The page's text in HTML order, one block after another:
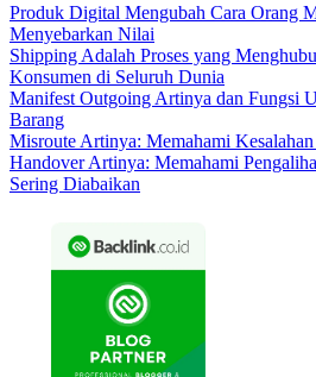
Produk Digital Mengubah Cara Orang
Menyebarkan Nilai
Shipping Adalah Proses yang
Konsumen di Seluruh Dunia
Manifest Outgoing Artinya dan Fungsi
Barang
Misroute Artinya: Memahami
Handover Artinya: Memahami
Sering Diabaikan